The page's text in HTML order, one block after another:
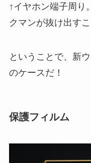
↑イヤホン端子周り
クマンが抜け出すこ
ということで、新
のケースだ！
保護フィルム